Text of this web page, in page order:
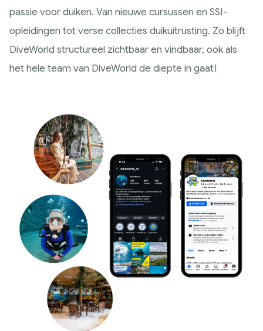
passie voor duiken. Van nieuwe cursussen en SSI-
opleidingen tot verse collecties duikuitrusting. Zo blijft
DiveWorld structureel zichtbaar en vindbaar, ook als
het hele team van DiveWorld de diepte in gaat!